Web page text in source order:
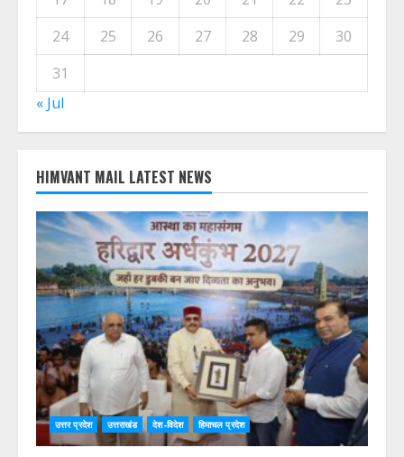
24
25 26 27 28 29
30
31
« Jul
HIMVANT MAIL LATEST NEWS
उत्तर प्रदेश उत्तराखंड देश-विदेश हिमाचल प्रदेश